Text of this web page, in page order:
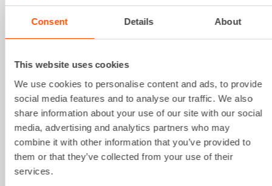
Consent Details About
This website uses cookies
We use cookies to personalise content and ads, to provide
social media features and to analyse our traffic. We also
share information about your use of our site with our social
media, advertising and analytics partners who may
combine it with other information that you’ve provided to
them or that they’ve collected from your use of their
services.
PULLMAN A2000 HEPA-SUODATIN
Ensimmäinen pv 55,70 €/ pv
39,80 € / pv
Kuukausi 593,00 € / kk
Alv 0 %